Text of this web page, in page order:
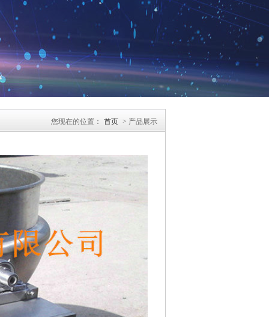
您现在的位置： 首页 > 产品展示